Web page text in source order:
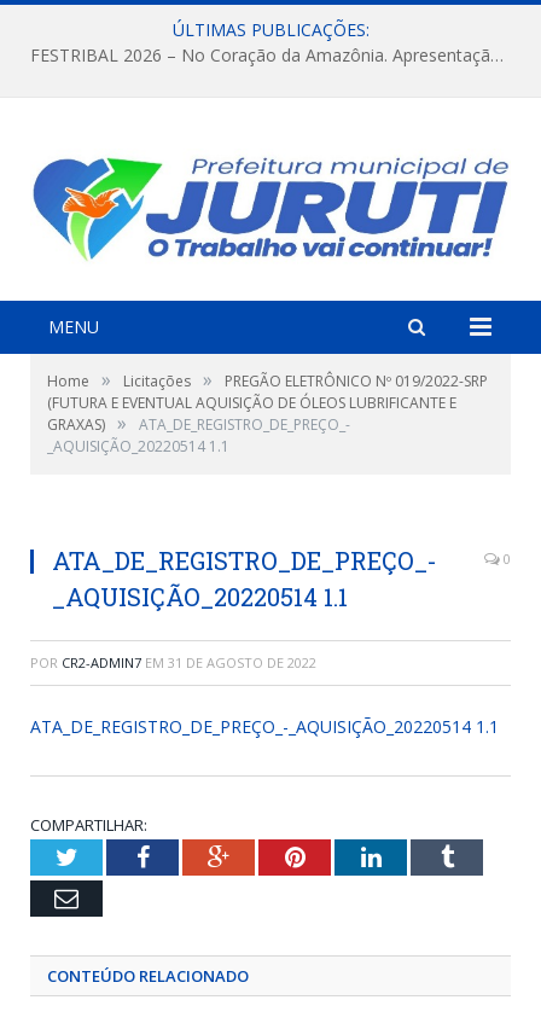
ÚLTIMAS PUBLICAÇÕES:
FESTRIBAL 2026 – No Coração da Amazônia. Apresentação da Munduruku.
MENU
Home » Licitações »
PREGÃO ELETRÔNICO Nº 019/2022-SRP
(FUTURA E EVENTUAL AQUISIÇÃO DE ÓLEOS LUBRIFICANTE E
GRAXAS) »
ATA_DE_REGISTRO_DE_PREÇO_-
_AQUISIÇÃO_20220514 1.1
ATA_DE_REGISTRO_DE_PREÇO_-
_AQUISIÇÃO_20220514 1.1
0
POR CR2-ADMIN7 EM 31 DE AGOSTO DE 2022
ATA_DE_REGISTRO_DE_PREÇO_-_AQUISIÇÃO_20220514 1.1
COMPARTILHAR:
TwitterFacebookGoogle+PinterestLinkedInTumblr
Email
CONTEÚDO RELACIONADO